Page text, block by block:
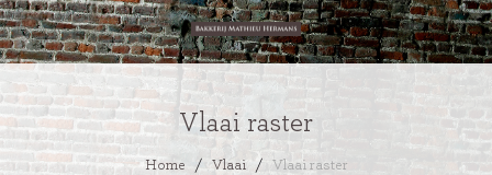
Vlaai raster
Home / Vlaai / Vlaai raster